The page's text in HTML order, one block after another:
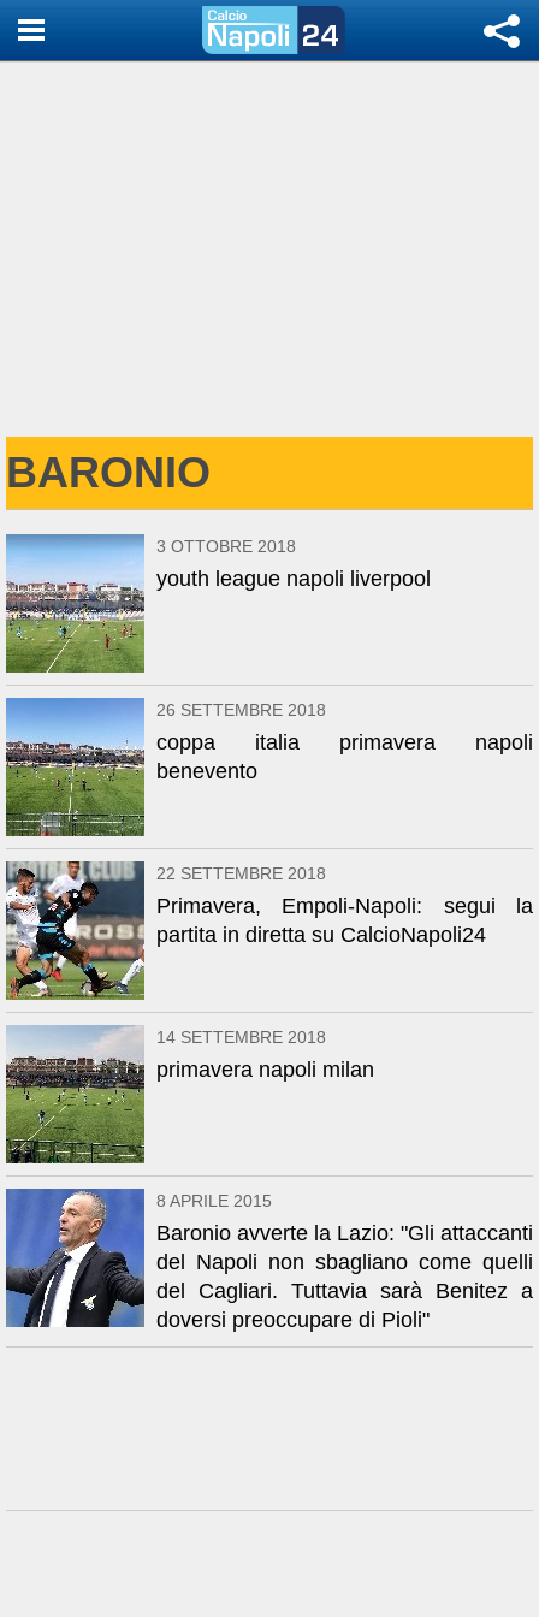
BARONIO
3 OTTOBRE 2018
youth league napoli liverpool
26 SETTEMBRE 2018
coppa italia primavera napoli
benevento
22 SETTEMBRE 2018
Primavera, Empoli-Napoli: segui la
partita in diretta su CalcioNapoli24
14 SETTEMBRE 2018
primavera napoli milan
8 APRILE 2015
Baronio avverte la Lazio: "Gli attaccanti
del Napoli non sbagliano come quelli
del Cagliari. Tuttavia sarà Benitez a
doversi preoccupare di Pioli"